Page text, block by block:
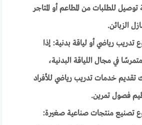
للطلبات من المطاعم أو المتاجر
الزبائن.
تدريب رياضي أو لياقة بدنية: إذا
في مجال اللياقة البدنية،
تقديم خدمات تدريب رياضي للأفراد
فصول تمرين.
تصنيع منتجات صناعية صغيرة: